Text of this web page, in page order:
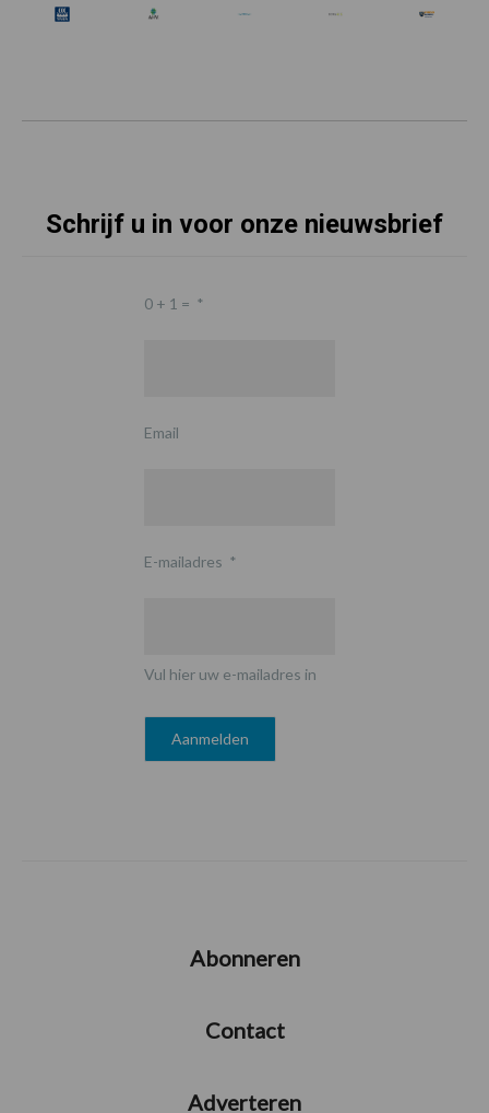
Schrijf u in voor onze nieuwsbrief
0 + 1 = *
Email
E-mailadres *
Vul hier uw e-mailadres in
Abonneren
Contact
Adverteren